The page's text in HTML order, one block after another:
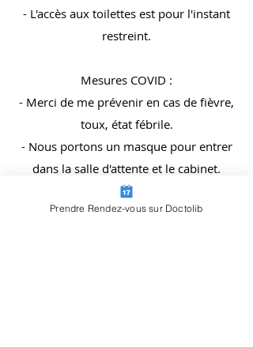
- L'accès aux toilettes est pour l'instant
restreint.
Mesures COVID :
- Merci de me prévenir en cas de fièvre,
toux, état fébrile.
- Nous portons un masque pour entrer
dans la salle d'attente et le cabinet.
- Le cabinet est aéré entre chaque
séance et le fauteuil nettoyé après
Prendre Rendez-vous sur Doctolib